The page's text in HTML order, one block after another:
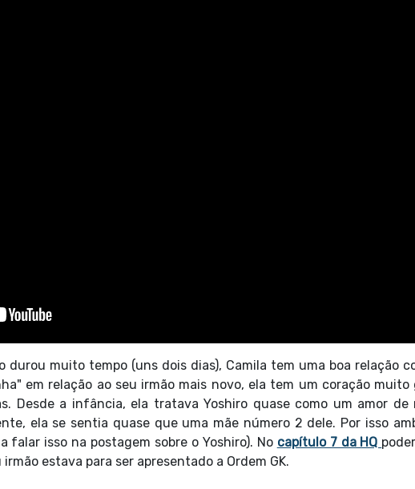
durou muito tempo (uns dois dias), Camila tem uma boa relação
em relação ao seu irmão mais novo, ela tem um coração muito
Desde a infância, ela tratava Yoshiro quase como um amor de
ela se sentia quase que uma mãe número 2 dele. Por isso
falar isso na postagem sobre o Yoshiro). No capítulo 7 da HQ
estava para ser apresentado a Ordem GK.